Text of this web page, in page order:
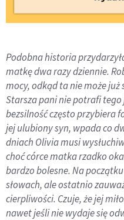
Podobna historia
matkę dwa razy dziennie.
mocy, odkąd ta nie może
Starsza pani nie potrafi tego
bezsilność często przybiera
jej ulubiony syn, wpada co
dniach Olivia musi
choć córce matka rzadko
bardzo bolesne. Na
słowach, ale ostatnio
cierpliwości. Czuje, że jej
nawet jeśli nie wydaje się